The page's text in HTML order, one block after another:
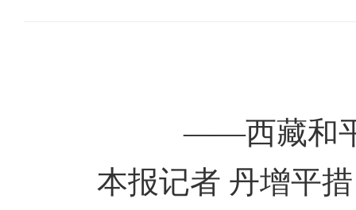
——西藏和
本报记者 丹增平